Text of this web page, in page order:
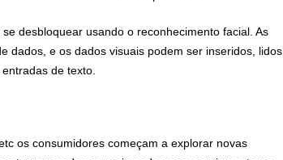
desbloquear usando o reconhecimento facial. As
dados, e os dados visuais podem ser inseridos, lidos
de texto.
os consumidores começam a explorar novas